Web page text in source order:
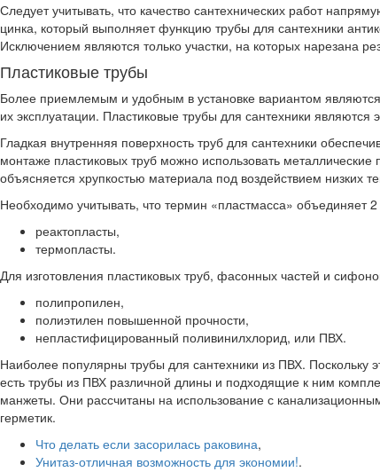
Следует учитывать, что качество сантехнических работ
цинка, который выполняет функцию трубы для сантехники
Исключением являются только участки, на которых нарезана
Пластиковые трубы
Более приемлемым и удобным в установке вариантом
их эксплуатации. Пластиковые трубы для сантехники
Гладкая внутренняя поверхность труб для сантехники
монтаже пластиковых труб можно использовать
объясняется хрупкостью материала под воздействием низких
Необходимо учитывать, что термин «пластмасса» объединяет
реактопласты,
термопласты.
Для изготовления пластиковых труб, фасонных частей и
полипропилен,
полиэтилен повышенной прочности,
непластифицированный поливинилхлорид, или ПВХ.
Наиболее популярны трубы для сантехники из ПВХ. Поскольку
есть трубы из ПВХ различной длины и подходящие к ним
манжеты. Они рассчитаны на использование с
герметик.
Что делать если засорилась раковина,
Унитаз-отличная возможность для экономии!.